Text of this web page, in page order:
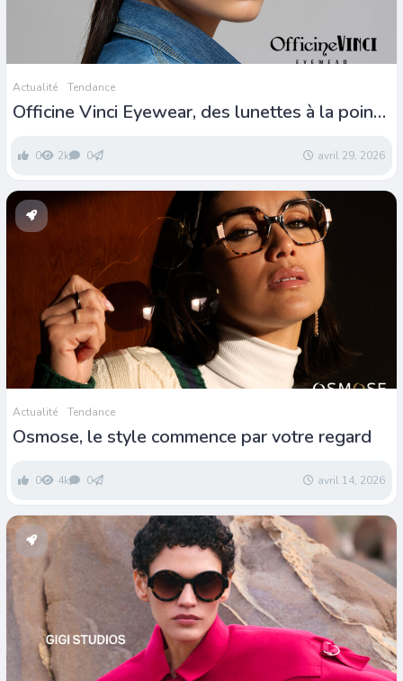
Actualité Tendance
Officine Vinci Eyewear, des lunettes à la pointe
0 2k 0 avril 29, 2026
Actualité Tendance
Osmose, le style commence par votre regard
0 4k 0 avril 14, 2026